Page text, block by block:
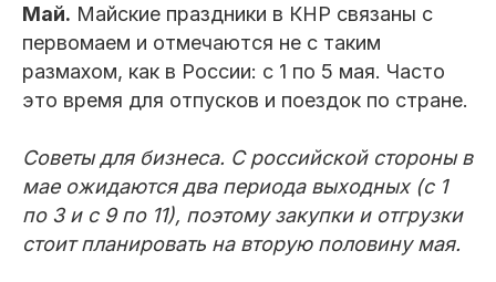
Май. Майские праздники в КНР связаны с
первомаем и отмечаются не с таким
размахом, как в России: с 1 по 5 мая. Часто
это время для отпусков и поездок по стране.
Советы для бизнеса. С российской стороны в
мае ожидаются два периода выходных (с 1
по 3 и с 9 по 11), поэтому закупки и отгрузки
стоит планировать на вторую половину мая.